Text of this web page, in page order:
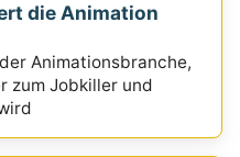
die Animation
Animationsbranche,
zum Jobkiller und